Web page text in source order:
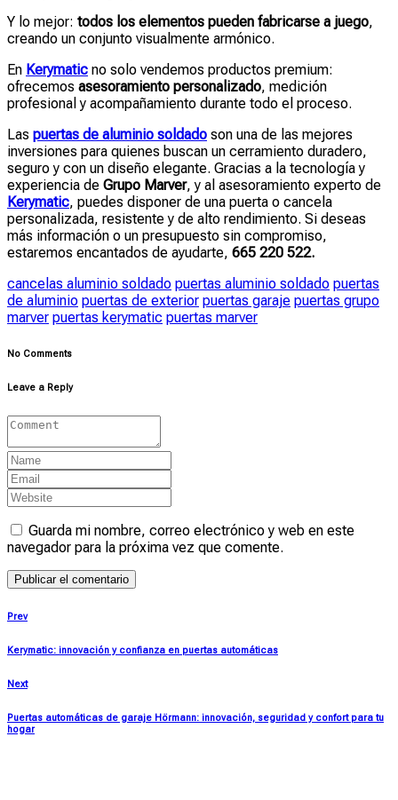
Y lo mejor: todos los elementos pueden fabricarse a juego,
creando un conjunto visualmente armónico.
En Kerymatic no solo vendemos productos premium:
ofrecemos asesoramiento personalizado, medición
profesional y acompañamiento durante todo el proceso.
Las puertas de aluminio soldado son una de las mejores
inversiones para quienes buscan un cerramiento duradero,
seguro y con un diseño elegante. Gracias a la tecnología y
experiencia de Grupo Marver, y al asesoramiento experto de
Kerymatic, puedes disponer de una puerta o cancela
personalizada, resistente y de alto rendimiento. Si deseas
más información o un presupuesto sin compromiso,
estaremos encantados de ayudarte, 665 220 522.
cancelas aluminio soldado puertas aluminio soldado puertas
de aluminio puertas de exterior puertas garaje puertas grupo
marver puertas kerymatic puertas marver
No Comments
Leave a Reply
Guarda mi nombre, correo electrónico y web en este
navegador para la próxima vez que comente.
Prev
Kerymatic: innovación y confianza en puertas automáticas
Next
Puertas automáticas de garaje Hörmann: innovación, seguridad y confort para tu
hogar